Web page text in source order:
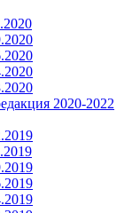
2020-2022